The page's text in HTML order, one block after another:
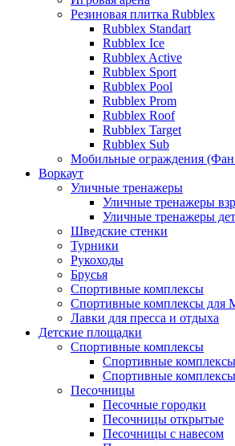
Резиновая плитка Rubblex
Rubblex Standart
Rubblex Ice
Rubblex Active
Rubblex Sport
Rubblex Pool
Rubblex Prom
Rubblex Roof
Rubblex Target
Rubblex Sub
Мобильные ограждения (Фан
Воркаут
Уличные тренажеры
Уличные тренажеры
Уличные тренажеры
Шведские стенки
Турники
Рукоходы
Брусья
Спортивные комплексы
Спортивные комплексы
Лавки для пресса и отдыха
Детские площадки
Спортивные комплексы
Спортивные комплексы
Спортивные
Песочницы
Песочные городки
Песочницы открытые
Песочницы с навесом